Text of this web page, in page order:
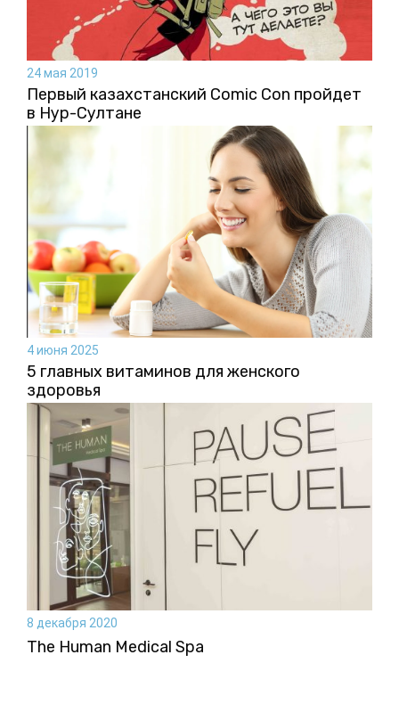
24 мая 2019
Первый казахстанский Comic Con пройдет
в Нур-Султане
4 июня 2025
5 главных витаминов для женского
здоровья
8 декабря 2020
The Human Medical Spа